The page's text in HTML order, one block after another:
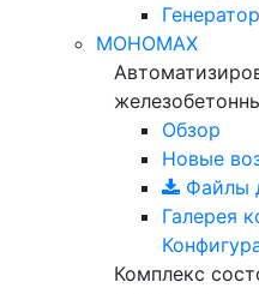
Генератор
МОНОМАХ
Обзор
Новые
Файлы
Галерея
Комплекс